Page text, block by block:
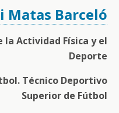
Matas Barceló
la Actividad Física y el
Deporte
Técnico Deportivo
Superior de Fútbol